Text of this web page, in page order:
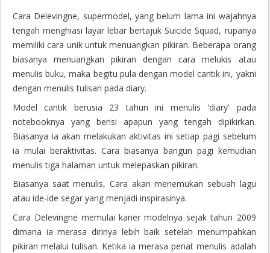
Cara Delevingne, supermodel, yang belum lama ini wajahnya
tengah menghiasi layar lebar bertajuk Suicide Squad, rupanya
memiliki cara unik untuk menuangkan pikiran. Beberapa orang
biasanya menuangkan pikiran dengan cara melukis atau
menulis buku, maka begitu pula dengan model cantik ini, yakni
dengan menulis tulisan pada diary.
Model cantik berusia 23 tahun ini menulis 'diary' pada
notebooknya yang berisi apapun yang tengah dipikirkan.
Biasanya ia akan melakukan aktivitas ini setiap pagi sebelum
ia mulai beraktivitas. Cara biasanya bangun pagi kemudian
menulis tiga halaman untuk melepaskan pikiran.
Biasanya saat menulis, Cara akan menemukan sebuah lagu
atau ide-ide segar yang menjadi inspirasinya.
Cara Delevingne memulai karier modelnya sejak tahun 2009
dimana ia merasa dirinya lebih baik setelah menumpahkan
pikiran melalui tulisan. Ketika ia merasa penat menulis adalah